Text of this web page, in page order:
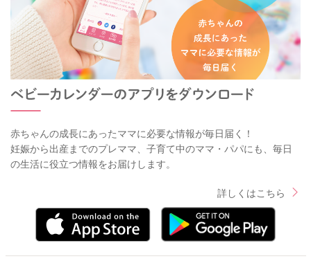
赤ちゃんの成長にあったママに必要な情報が毎日届く！
妊娠から出産までのプレママ、子育て中のママ・パパにも、毎日
の生活に役立つ情報をお届けします。
詳しくはこちら